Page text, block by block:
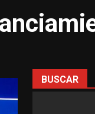
BUSCAR